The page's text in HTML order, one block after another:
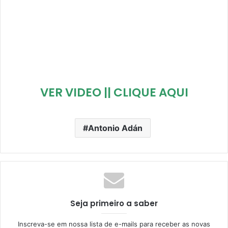
VER VIDEO || CLIQUE AQUI
Antonio Adán
Seja primeiro a saber
Inscreva-se em nossa lista de e-mails para receber as novas